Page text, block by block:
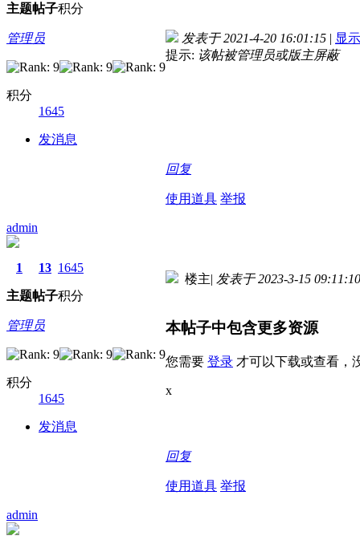
主题帖子积分
管理员
积分
1645
发消息
发表于 2021-4-20 16:01:15 | 显
提示: 该帖被管理员或版主屏蔽
回复
使用道具 举报
admin
1
主题
13
帖子
1645
积分
管理员
积分
1645
发消息
楼主| 发表于 2023-3-15 09:11:10
本帖子中包含更多资源
您需要 登录 才可以下载或查看，
x
回复
使用道具 举报
admin